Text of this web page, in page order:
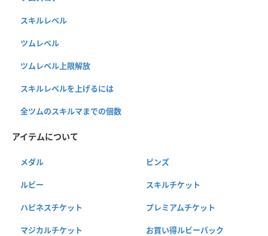
スキルレベル
ツムレベル
ツムレベル上限解放
スキルレベルを上げるには
全ツムのスキルマまでの個数
アイテムについて
メダル ピンズ
ルビー スキルチケット
ハピネスチケット プレミアムチケット
マジカルチケット お買い得ルビーパック